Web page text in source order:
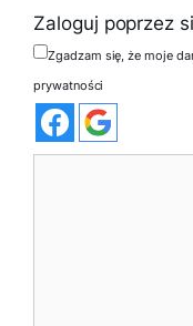
Zaloguj poprzez
Zgadzam się, że moje
prywatności